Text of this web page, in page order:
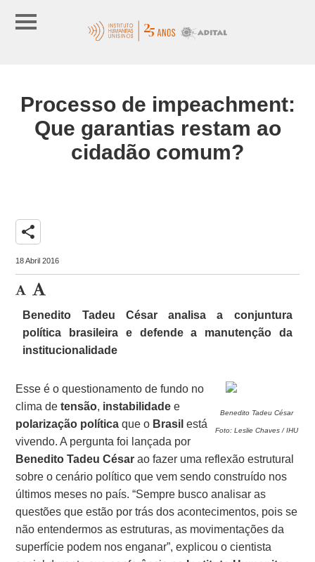
Processo de impeachment:
Que garantias restam ao
cidadão comum?
share
18 Abril 2016
Benedito Tadeu César analisa a conjuntura
política brasileira e defende a manutenção da
institucionalidade
Benedito Tadeu César
Foto: Leslie Chaves / IHU
Esse é o questionamento de fundo no
clima detensão, instabilidade e
polarização política que o Brasil está
vivendo. A pergunta foi lançada por
Benedito Tadeu César ao fazer uma reflexão estrutural
sobre o cenário político que vem sendo construído nos
últimos meses no país. “Sempre busco analisar as
questões que estão por trás dos acontecimentos, pois se
não entendermos as estruturas, as movimentações da
superfície podem nos enganar”, explicou o cientista